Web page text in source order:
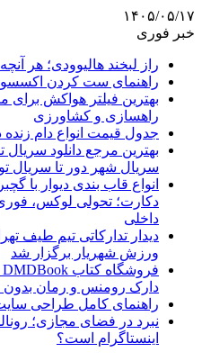
۱۴۰۵/۰۵/۱۷
خبر فوری
راز لبخند هالیوودی؛ هر
راهنمای ست کردن
بهترین فیلتر هواکش برای
راهسازی و کشاورزی
جدول قیمت انواع دام زنده
بهترین مرجع دانلود
سریال شهر دور تا سریال
انواع قاب بندی دیوار با
دکارت؛ تحولی لوکس،
داخلی
دیدار تدارکاتی تیم طیف
ورزش شهریار برگزار شد
دارک رومنس و رمان بدون
راهنمای کامل طراحی
نبرد در فضای مجازی؛
اینستاگرام است؟